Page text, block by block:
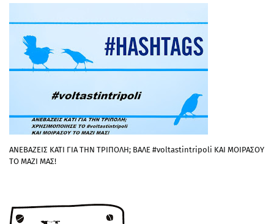
ΑΝΕΒΑΖΕΙΣ ΚΑΤΙ ΓΙΑ ΤΗΝ ΤΡΙΠΟΛΗ; ΒΑΛΕ #voltastintripoli ΚΑΙ ΜΟΙΡΑΣΟΥ
ΤΟ ΜΑΖΙ ΜΑΣ!